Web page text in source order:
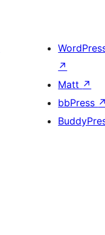
↗
Matt ↗
bbPress ↗